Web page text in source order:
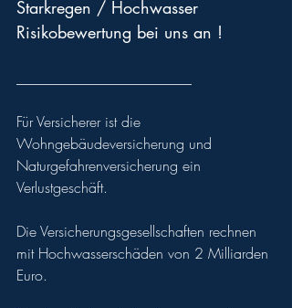
Starkregen / Hochwasser
Risikobewertung bei uns an !
Für Versicherer ist die
Wohngebäudeversicherung und
Naturgefahrenversicherung ein
Verlustgeschäft.
Die Versicherungsgesellschaften rechnen
mit Hochwasserschäden von 2 Milliarden
Euro.